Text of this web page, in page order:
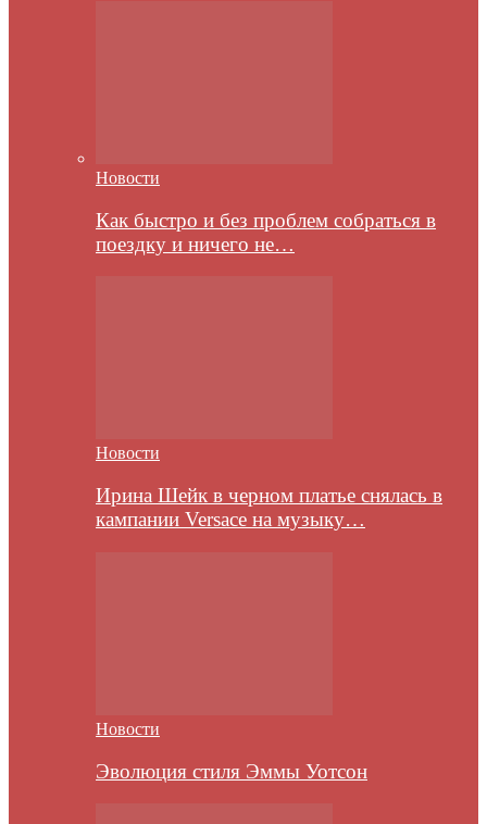
Новости
Как быстро и без проблем собраться в
поездку и ничего не…
Новости
Ирина Шейк в черном платье снялась в
кампании Versace на музыку…
Новости
Эволюция стиля Эммы Уотсон